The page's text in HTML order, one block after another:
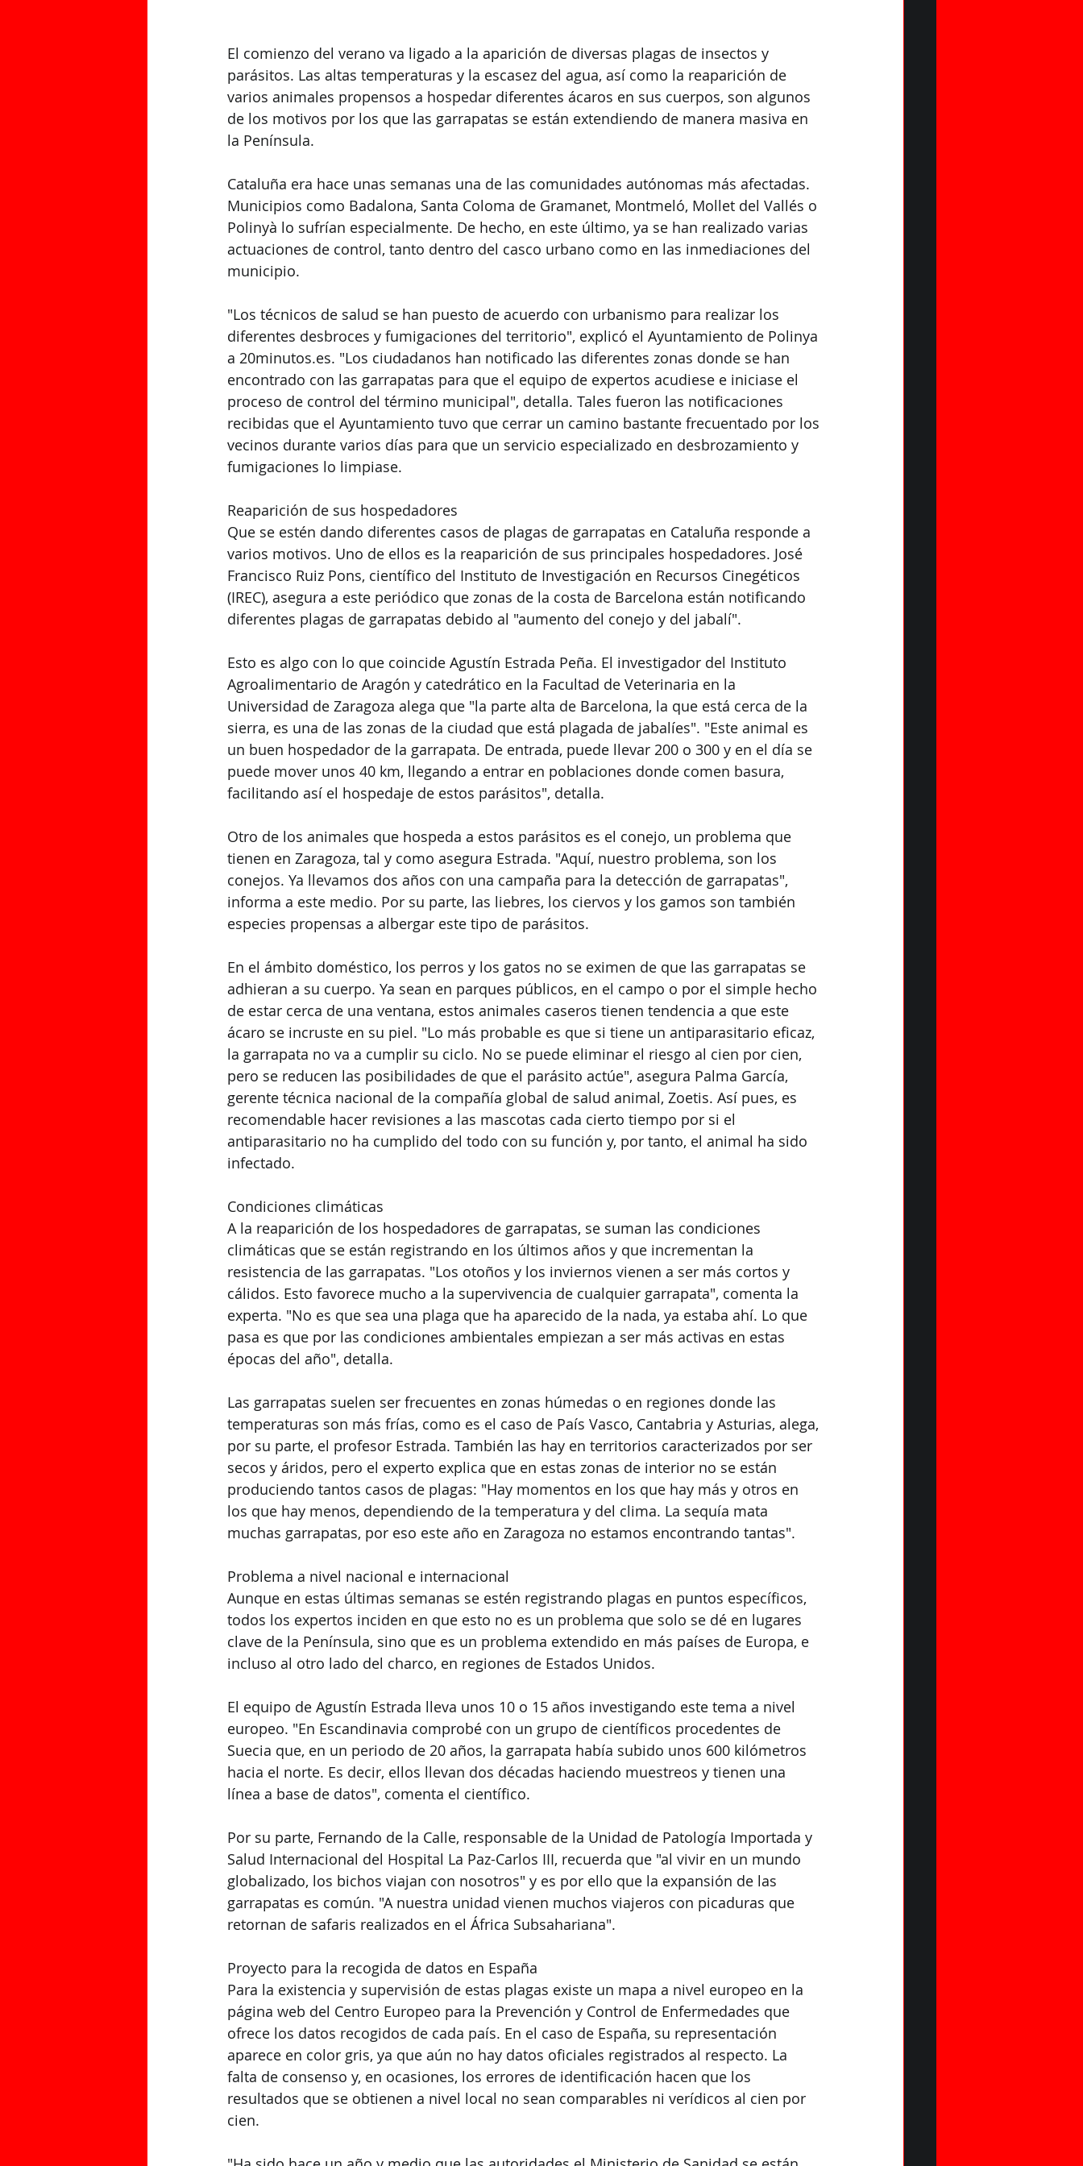
El comienzo del verano va ligado a la aparición de diversas plagas de insectos y
parásitos. Las altas temperaturas y la escasez del agua, así como la reaparición de
varios animales propensos a hospedar diferentes ácaros en sus cuerpos, son algunos
de los motivos por los que las garrapatas se están extendiendo de manera masiva en
la Península.
Cataluña era hace unas semanas una de las comunidades autónomas más afectadas.
Municipios como Badalona, Santa Coloma de Gramanet, Montmeló, Mollet del Vallés o
Polinyà lo sufrían especialmente. De hecho, en este último, ya se han realizado varias
actuaciones de control, tanto dentro del casco urbano como en las inmediaciones del
municipio.
"Los técnicos de salud se han puesto de acuerdo con urbanismo para realizar los
diferentes desbroces y fumigaciones del territorio", explicó el Ayuntamiento de Polinya
a 20minutos.es. "Los ciudadanos han notificado las diferentes zonas donde se han
encontrado con las garrapatas para que el equipo de expertos acudiese e iniciase el
proceso de control del término municipal", detalla. Tales fueron las notificaciones
recibidas que el Ayuntamiento tuvo que cerrar un camino bastante frecuentado por los
vecinos durante varios días para que un servicio especializado en desbrozamiento y
fumigaciones lo limpiase.
Reaparición de sus hospedadores
Que se estén dando diferentes casos de plagas de garrapatas en Cataluña responde a
varios motivos. Uno de ellos es la reaparición de sus principales hospedadores. José
Francisco Ruiz Pons, científico del Instituto de Investigación en Recursos Cinegéticos
(IREC), asegura a este periódico que zonas de la costa de Barcelona están notificando
diferentes plagas de garrapatas debido al "aumento del conejo y del jabalí".
Esto es algo con lo que coincide Agustín Estrada Peña. El investigador del Instituto
Agroalimentario de Aragón y catedrático en la Facultad de Veterinaria en la
Universidad de Zaragoza alega que "la parte alta de Barcelona, la que está cerca de la
sierra, es una de las zonas de la ciudad que está plagada de jabalíes". "Este animal es
un buen hospedador de la garrapata. De entrada, puede llevar 200 o 300 y en el día se
puede mover unos 40 km, llegando a entrar en poblaciones donde comen basura,
facilitando así el hospedaje de estos parásitos", detalla.
Otro de los animales que hospeda a estos parásitos es el conejo, un problema que
tienen en Zaragoza, tal y como asegura Estrada. "Aquí, nuestro problema, son los
conejos. Ya llevamos dos años con una campaña para la detección de garrapatas",
informa a este medio. Por su parte, las liebres, los ciervos y los gamos son también
especies propensas a albergar este tipo de parásitos.
En el ámbito doméstico, los perros y los gatos no se eximen de que las garrapatas se
adhieran a su cuerpo. Ya sean en parques públicos, en el campo o por el simple hecho
de estar cerca de una ventana, estos animales caseros tienen tendencia a que este
ácaro se incruste en su piel. "Lo más probable es que si tiene un antiparasitario eficaz,
la garrapata no va a cumplir su ciclo. No se puede eliminar el riesgo al cien por cien,
pero se reducen las posibilidades de que el parásito actúe", asegura Palma García,
gerente técnica nacional de la compañía global de salud animal, Zoetis. Así pues, es
recomendable hacer revisiones a las mascotas cada cierto tiempo por si el
antiparasitario no ha cumplido del todo con su función y, por tanto, el animal ha sido
infectado.
Condiciones climáticas
A la reaparición de los hospedadores de garrapatas, se suman las condiciones
climáticas que se están registrando en los últimos años y que incrementan la
resistencia de las garrapatas. "Los otoños y los inviernos vienen a ser más cortos y
cálidos. Esto favorece mucho a la supervivencia de cualquier garrapata", comenta la
experta. "No es que sea una plaga que ha aparecido de la nada, ya estaba ahí. Lo que
pasa es que por las condiciones ambientales empiezan a ser más activas en estas
épocas del año", detalla.
Las garrapatas suelen ser frecuentes en zonas húmedas o en regiones donde las
temperaturas son más frías, como es el caso de País Vasco, Cantabria y Asturias, alega,
por su parte, el profesor Estrada. También las hay en territorios caracterizados por ser
secos y áridos, pero el experto explica que en estas zonas de interior no se están
produciendo tantos casos de plagas: "Hay momentos en los que hay más y otros en
los que hay menos, dependiendo de la temperatura y del clima. La sequía mata
muchas garrapatas, por eso este año en Zaragoza no estamos encontrando tantas".
Problema a nivel nacional e internacional
Aunque en estas últimas semanas se estén registrando plagas en puntos específicos,
todos los expertos inciden en que esto no es un problema que solo se dé en lugares
clave de la Península, sino que es un problema extendido en más países de Europa, e
incluso al otro lado del charco, en regiones de Estados Unidos.
El equipo de Agustín Estrada lleva unos 10 o 15 años investigando este tema a nivel
europeo. "En Escandinavia comprobé con un grupo de científicos procedentes de
Suecia que, en un periodo de 20 años, la garrapata había subido unos 600 kilómetros
hacia el norte. Es decir, ellos llevan dos décadas haciendo muestreos y tienen una
línea a base de datos", comenta el científico.
Por su parte, Fernando de la Calle, responsable de la Unidad de Patología Importada y
Salud Internacional del Hospital La Paz-Carlos III, recuerda que "al vivir en un mundo
globalizado, los bichos viajan con nosotros" y es por ello que la expansión de las
garrapatas es común. "A nuestra unidad vienen muchos viajeros con picaduras que
retornan de safaris realizados en el África Subsahariana".
Proyecto para la recogida de datos en España
Para la existencia y supervisión de estas plagas existe un mapa a nivel europeo en la
página web del Centro Europeo para la Prevención y Control de Enfermedades que
ofrece los datos recogidos de cada país. En el caso de España, su representación
aparece en color gris, ya que aún no hay datos oficiales registrados al respecto. La
falta de consenso y, en ocasiones, los errores de identificación hacen que los
resultados que se obtienen a nivel local no sean comparables ni verídicos al cien por
cien.